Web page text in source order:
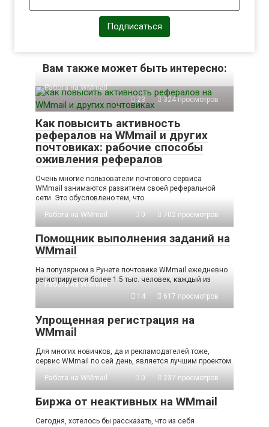
Подписаться
Вам также может быть интересно:
Работа на WMmail
23
324 просмотров
Как повысить активность
рефералов на WMmail и других
почтовиках: рабочие способы
оживления рефералов
Очень многие пользователи почтового сервиса
WMmail занимаются развитием своей реферальной
сети. Это обусловлено тем, что
Работа на WMmail
0 702 просмотров
Помощник выполнения заданий на
WMmail
На популярном в Рунете почтовике WMmail ежедневно
регистрируется более 1.5 тыс. человек, каждый из
Работа на WMmail
14
617 просмотров
Упрощенная регистрация на
WMmail
Для многих новичков, да и рекламодателей тоже,
сервис WMmail по сей день, является лучшим проектом
Работа на WMmail
0 237 просмотров
Биржа от неактивных на WMmail
Сегодня, хотелось бы рассказать, что из себя